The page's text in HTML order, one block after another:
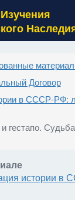
Договор
в СССР-РФ:
истории в